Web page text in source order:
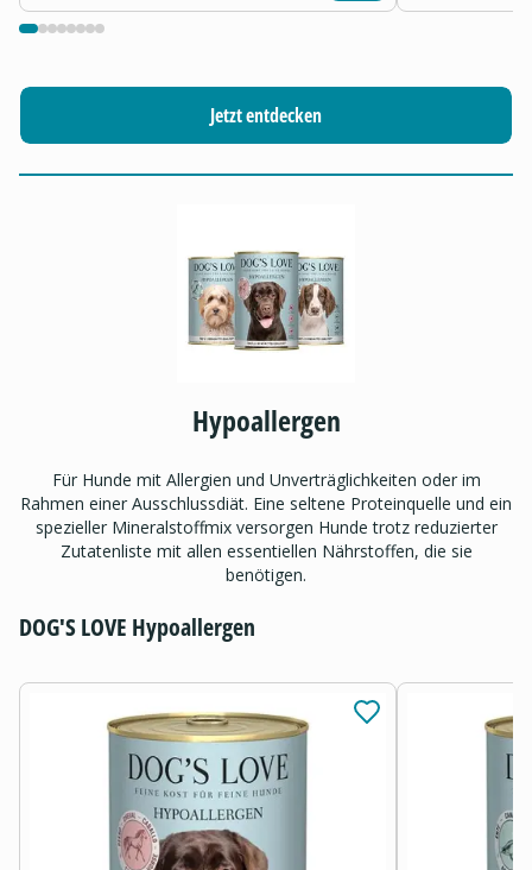
Jetzt entdecken
Hypoallergen
Für Hunde mit Allergien und Unverträglichkeiten oder im
Rahmen einer Ausschlussdiät. Eine seltene Proteinquelle und ein
spezieller Mineralstoffmix versorgen Hunde trotz reduzierter
Zutatenliste mit allen essentiellen Nährstoffen, die sie
benötigen.
DOG'S LOVE Hypoallergen